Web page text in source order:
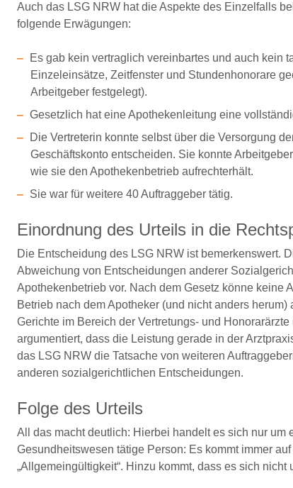
Auch das LSG NRW hat die Aspekte des Einzelfalls
folgende Erwägungen:
Es gab kein vertraglich vereinbartes und auch kein
Einzeleinsätze, Zeitfenster und Stundenhonorare
Arbeitgeber festgelegt).
Gesetzlich hat eine Apothekenleitung eine
Die Vertreterin konnte selbst über die Versorgung
Geschäftskonto entscheiden. Sie konnte
wie sie den Apothekenbetrieb aufrechterhält.
Sie war für weitere 40 Auftraggeber tätig.
Einordnung des Urteils in die
Die Entscheidung des LSG NRW ist bemerkenswert.
Abweichung von Entscheidungen anderer
Apothekenbetrieb vor. Nach dem Gesetz könne keine
Betrieb nach dem Apotheker (und nicht anders
Gerichte im Bereich der Vertretungs- und
argumentiert, dass die Leistung gerade in der
das LSG NRW die Tatsache von weiteren
anderen sozialgerichtlichen Entscheidungen.
Folge des Urteils
All das macht deutlich: Hierbei handelt es sich nur um
Gesundheitswesen tätige Person: Es kommt immer
„Allgemeingültigkeit“. Hinzu kommt, dass es sich